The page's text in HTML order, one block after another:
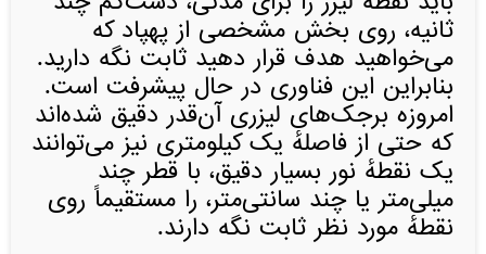
ثانیه، روی بخش مشخصی از پهپاد که
می‌خواهید هدف قرار دهید ثابت نگه دارید.
بنابراین این فناوری در حال پیشرفت است.
امروزه برجک‌های لیزری آن‌قدر دقیق شده‌اند
که حتی از فاصلهٔ یک کیلومتری نیز می‌توانند
یک نقطهٔ نور بسیار دقیق، با قطر چند
میلی‌متر یا چند سانتی‌متر، را مستقیماً روی
نقطهٔ مورد نظر ثابت نگه دارند.